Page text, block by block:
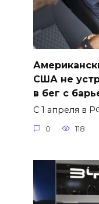
США не
в бег с
С 1 апреля в
0 118